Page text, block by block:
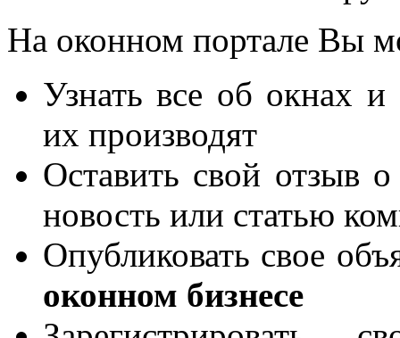
На оконном портале Вы
Узнать все об окнах и
их производят
Оставить свой отзыв
новость или статью
Опубликовать свое
оконном бизнесе